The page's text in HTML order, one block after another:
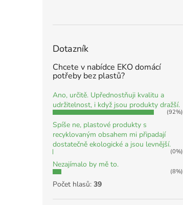
Dotazník
Chcete v nabídce EKO domácí
potřeby bez plastů?
Ano, určitě. Upřednostňuji kvalitu a
udržitelnost, i když jsou produkty dražší.
(92%)
Spíše ne, plastové produkty s
recyklovaným obsahem mi připadají
dostatečně ekologické a jsou levnější.
(0%)
Nezajímalo by mě to.
(8%)
Počet hlasů: 39